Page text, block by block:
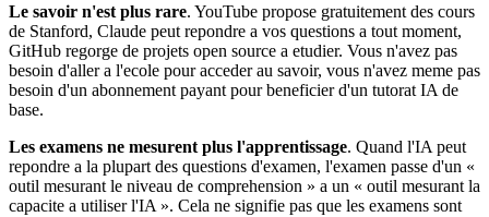
Le savoir n'est plus rare. YouTube propose gratuitement des cours
de Stanford, Claude peut repondre a vos questions a tout moment,
GitHub regorge de projets open source a etudier. Vous n'avez pas
besoin d'aller a l'ecole pour acceder au savoir, vous n'avez meme pas
besoin d'un abonnement payant pour beneficier d'un tutorat IA de
base.
Les examens ne mesurent plus l'apprentissage. Quand l'IA peut
repondre a la plupart des questions d'examen, l'examen passe d'un «
outil mesurant le niveau de comprehension » a un « outil mesurant la
capacite a utiliser l'IA ». Cela ne signifie pas que les examens sont